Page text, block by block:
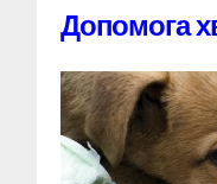
Допомога